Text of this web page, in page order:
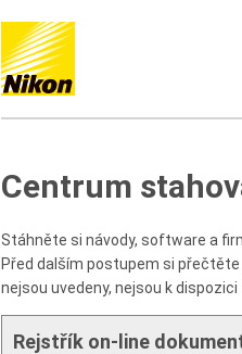
Centrum
Stáhněte si návody, software a
Před dalším postupem si přečtěte
nejsou uvedeny, nejsou k
Rejstřík on-line